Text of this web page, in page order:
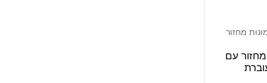
מחזור
מחזור עם